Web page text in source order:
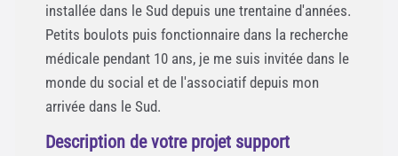
installée dans le Sud depuis une trentaine d'années.
Petits boulots puis fonctionnaire dans la recherche
médicale pendant 10 ans, je me suis invitée dans le
monde du social et de l'associatif depuis mon
arrivée dans le Sud.
Description de votre projet support